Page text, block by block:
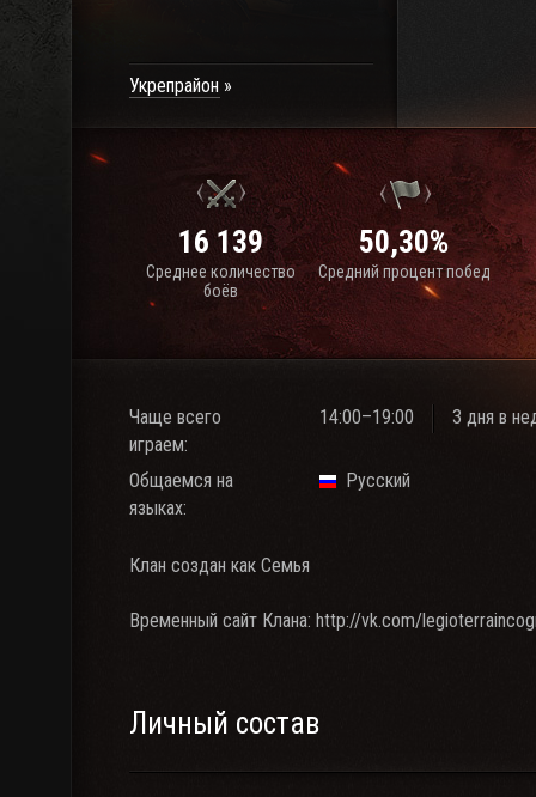
Укрепрайон
16 139
Среднее количество
боёв
50,30%
Средний процент побед
Чаще всего
играем:
14:00–19:00 3 дня в
Общаемся на
языках:
Русский
Клан создан как Семья
Временный сайт Клана: http://vk.com/
Личный состав